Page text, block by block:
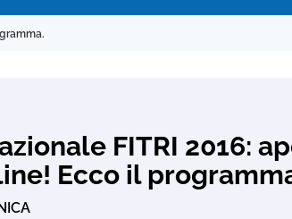
FITRI 2016:
Ecco il